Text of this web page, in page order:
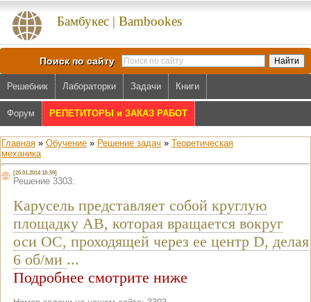
Бамбукес | Bambookes
Поиск по сайту
Решебник Лабораторки Задачи Книги
Форум РЕПЕТИТОРЫ и ЗАКАЗ РАБОТ
Главная » Обучение » Решение задач » Теоретическая
механика
[25.01.2014 18:59]
Решение 3303:
Карусель представляет собой круглую
площадку AB, которая вращается вокруг
оси OC, проходящей через ее центр D, делая
6 об/ми ...
Подробнее смотрите ниже